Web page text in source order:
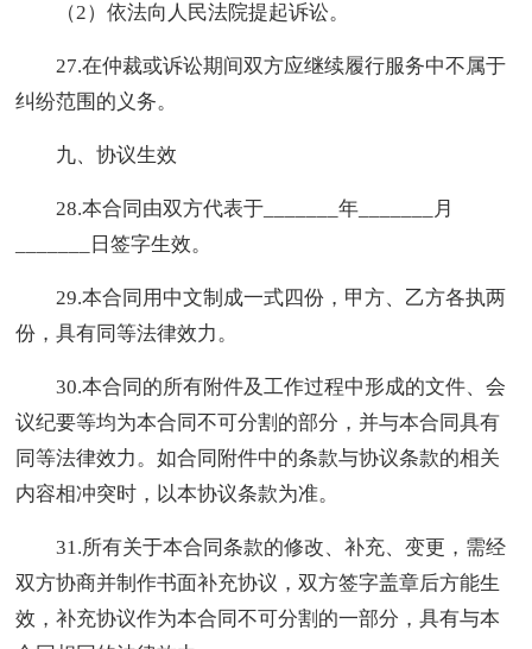
（2）依法向人民法院提起诉讼。
27.在仲裁或诉讼期间双方应继续履行服务中不属于
纠纷范围的义务。
九、协议生效
28.本合同由双方代表于_______年_______月
_______日签字生效。
29.本合同用中文制成一式四份，甲方、乙方各执两
份，具有同等法律效力。
30.本合同的所有附件及工作过程中形成的文件、会
议纪要等均为本合同不可分割的部分，并与本合同具有
同等法律效力。如合同附件中的条款与协议条款的相关
内容相冲突时，以本协议条款为准。
31.所有关于本合同条款的修改、补充、变更，需经
双方协商并制作书面补充协议，双方签字盖章后方能生
效，补充协议作为本合同不可分割的一部分，具有与本